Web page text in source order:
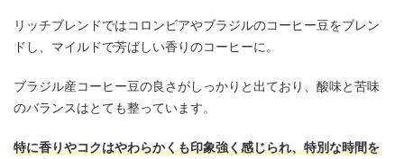
リッチブレンドではコロンビアやブラジルのコーヒー豆をブレン
ドし、マイルドで芳ばしい香りのコーヒーに。
ブラジル産コーヒー豆の良さがしっかりと出ており、酸味と苦味
のバランスはとても整っています。
特に香りやコクはやわらかくも印象強く感じられ、特別な時間を